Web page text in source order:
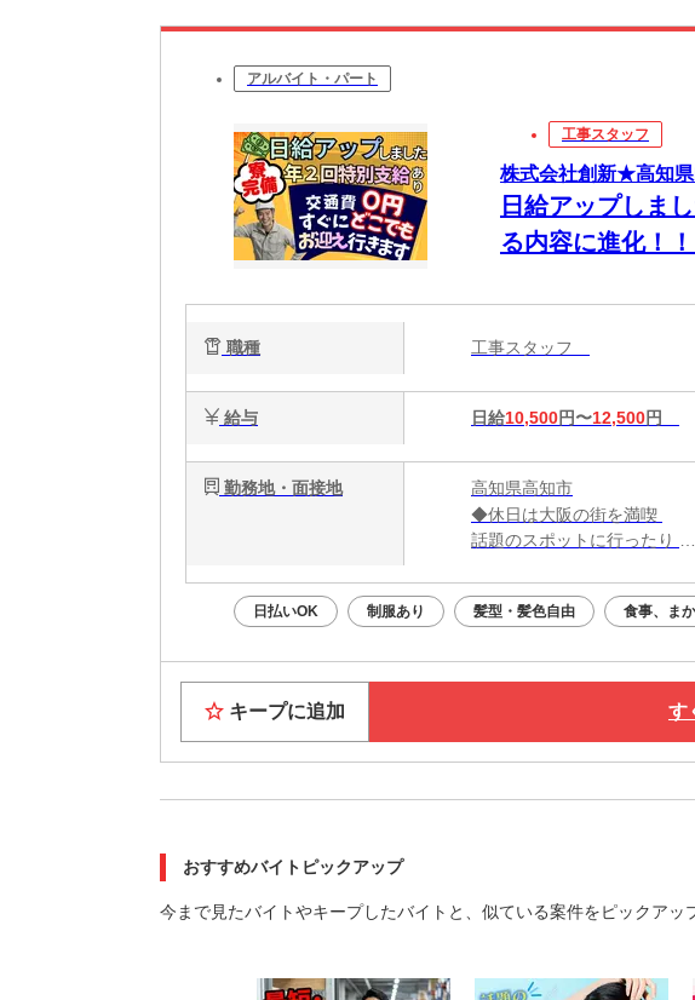
アルバイト・パート
工事スタッフ
株式会社創新★高知
日給アップしま
る内容に進化！
職種 工事スタッフ
給与 日給10,500円〜12,500円
勤務地・面接地
高知県高知市
◆休日は大阪の街を満喫
話題のスポットに行ったり
＼大阪で新生活はじめよう
★全国どこからでも応募OK
お近くまでお迎えに行き
★すぐに住める【寮完備】
観光・グルメ・ショッピン
日払いOK 制服あり 髪型・髪色自由 食事、ま
キープに追加 す
おすすめバイトピックアップ
今まで見たバイトやキープしたバイトと、似ている案件をピックアッ